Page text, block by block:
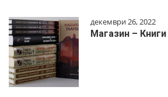
декември 26, 2022
Магазин – Книги